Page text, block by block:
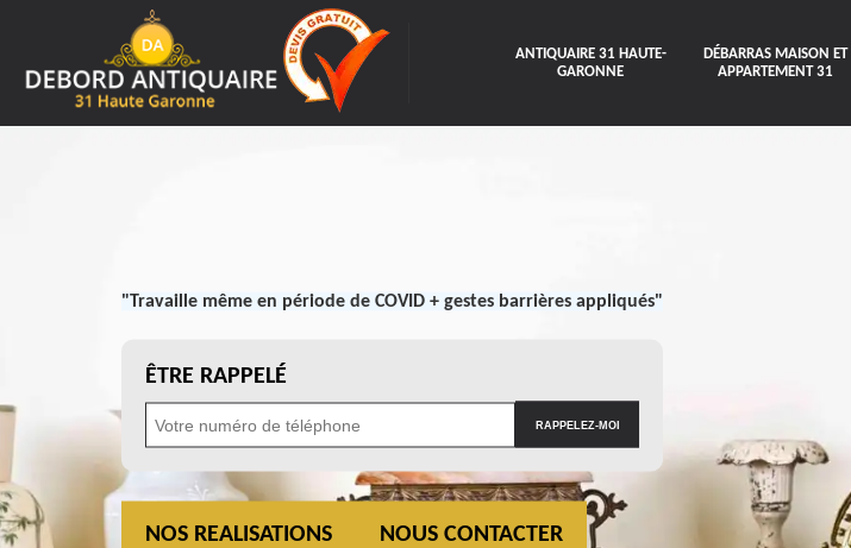
ANTIQUAIRE 31 HAUTE-
GARONNE
DÉBARRAS MAISON ET
APPARTEMENT 31
"Travaille même en période de COVID + gestes barrières appliqués"
ÊTRE RAPPELÉ
NOS REALISATIONS NOUS CONTACTER